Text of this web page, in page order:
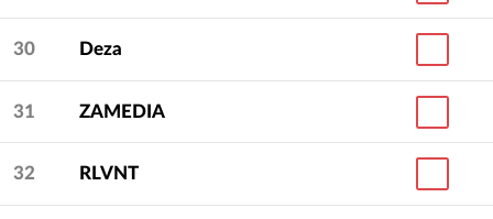
30 Deza
31 ZAMEDIA
32 RLVNT